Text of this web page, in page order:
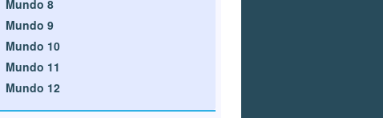
Mundo 8
Mundo 9
Mundo 10
Mundo 11
Mundo 12